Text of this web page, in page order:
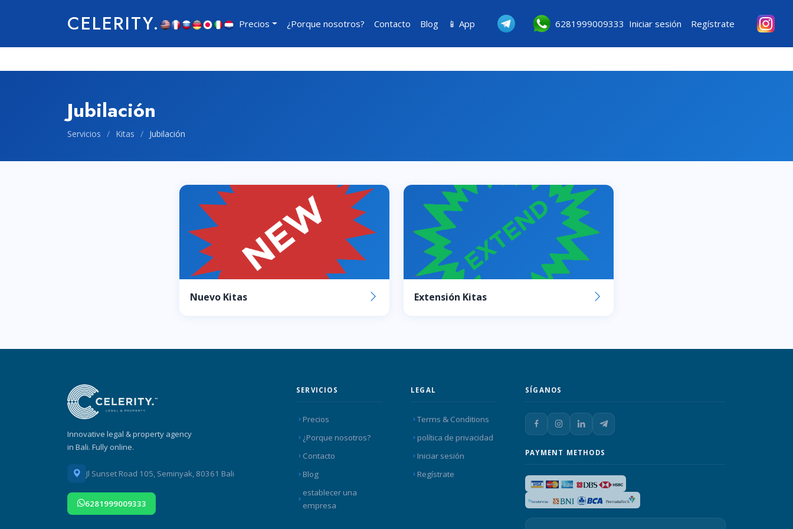
CELERITY. Precios ¿Porque nosotros? Contacto Blog 📱 App 6281999009333 Iniciar sesión Regístrate
Jubilación
Servicios / Kitas / Jubilación
Nuevo Kitas Extensión Kitas
Innovative legal & property agency
in Bali. Fully online.
Jl Sunset Road 105, Seminyak, 80361 Bali
6281999009333
SERVICIOS
Precios
¿Porque nosotros?
Contacto
Blog
establecer una
empresa
LEGAL
Terms & Conditions
política de privacidad
Iniciar sesión
Regístrate
SÍGANOS
PAYMENT METHODS